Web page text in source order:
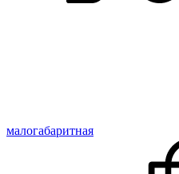
малогабаритная